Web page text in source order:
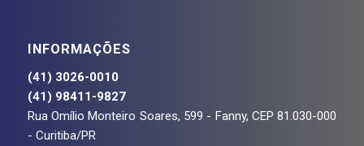
INFORMAÇÕES
(41) 3026-0010
(41) 98411-9827
Rua Omílio Monteiro Soares, 599 - Fanny, CEP 81.030-000
- Curitiba/PR